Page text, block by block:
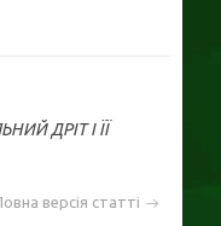
ДРІТ І ЇЇ
версія статті